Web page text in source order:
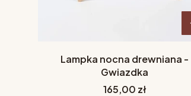
Lampka nocna drewniana -
Gwiazdka
Cena
165,00 zł